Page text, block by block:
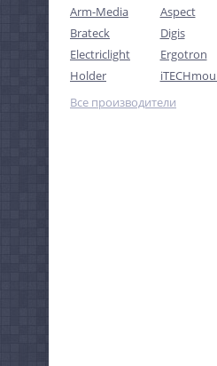
Arm-Media
Aspect
Brateck
Digis
Electriclight
Ergotron
Holder
Все производители